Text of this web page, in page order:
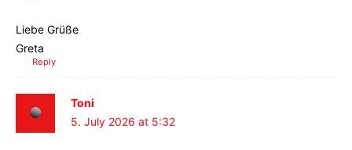
Liebe Grüße
Greta
Reply
Toni
5. July 2026 at 5:32